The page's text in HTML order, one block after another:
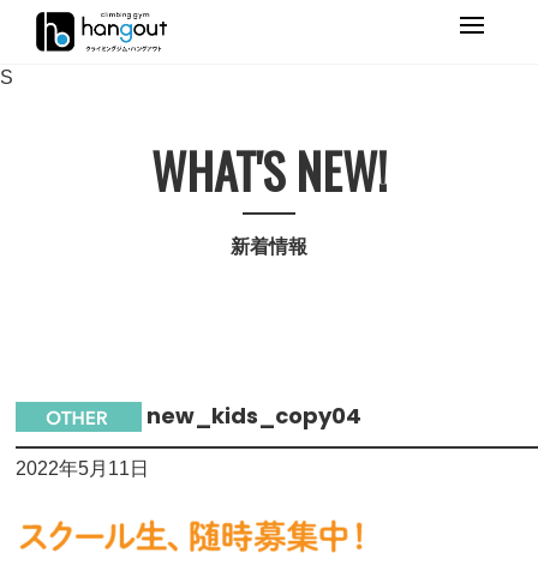
Primary
S
WHAT'S NEW!
新着情報
new_kids_copy04
2022年5月11日